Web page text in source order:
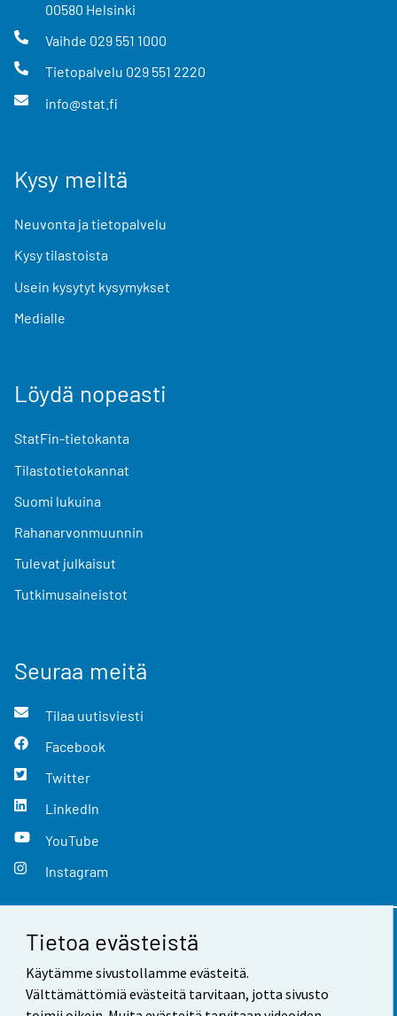
Tietoa evästeistä
Käytämme sivustollamme evästeitä.
Välttämättömiä evästeitä tarvitaan, jotta sivusto
00580 Helsinki
Vaihde 029 551 1000
Tietopalvelu 029 551 2220
info@stat.fi
Kysy meiltä
Neuvonta ja tietopalvelu
Kysy tilastoista
Usein kysytyt kysymykset
Medialle
Löydä nopeasti
StatFin-tietokanta
Tilastotietokannat
Suomi lukuina
Rahanarvonmuunnin
Tulevat julkaisut
Tutkimusaineistot
Seuraa meitä
Tilaa uutisviesti
Facebook
Twitter
LinkedIn
YouTube
Instagram
Yhteystiedot
Palaute